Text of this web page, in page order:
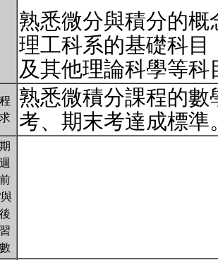
熟悉微分與積分的
理工科系的基礎科
及其他理論科學等
熟悉微積分課程的
考、期末考達成標